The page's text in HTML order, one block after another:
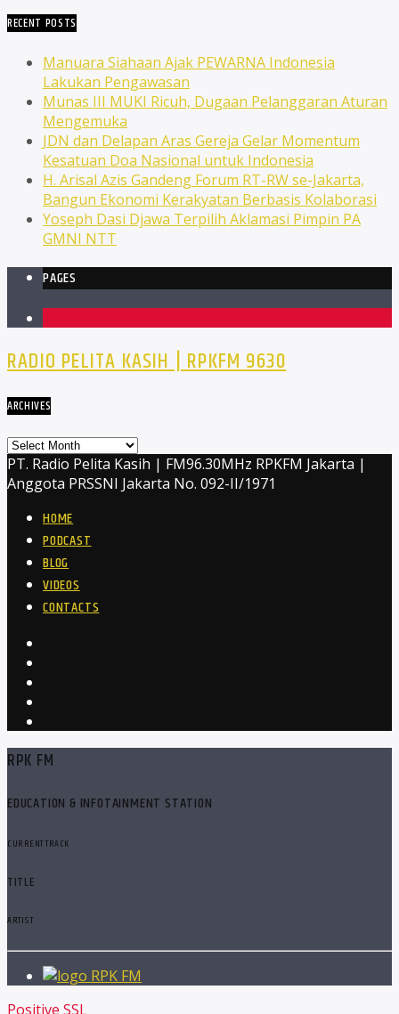
RECENT POSTS
Manuara Siahaan Ajak PEWARNA Indonesia
Lakukan Pengawasan
Munas III MUKI Ricuh, Dugaan Pelanggaran Aturan
Mengemuka
JDN dan Delapan Aras Gereja Gelar Momentum
Kesatuan Doa Nasional untuk Indonesia
H. Arisal Azis Gandeng Forum RT-RW se-Jakarta,
Bangun Ekonomi Kerakyatan Berbasis Kolaborasi
Yoseph Dasi Djawa Terpilih Aklamasi Pimpin PA
GMNI NTT
PAGES
RADIO PELITA KASIH | RPKFM 9630
ARCHIVES
Archives
PT. Radio Pelita Kasih | FM96.30MHz RPKFM Jakarta |
Anggota PRSSNI Jakarta No. 092-II/1971
HOME
PODCAST
BLOG
VIDEOS
CONTACTS
RPK FM
EDUCATION & INFOTAINMENT STATION
CURRENT TRACK
TITLE
ARTIST
RPK FM
Positive SSL